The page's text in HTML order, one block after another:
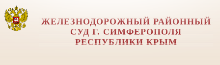
ЖЕЛЕЗНОДОРОЖНЫЙ РАЙОННЫЙ
СУД Г. СИМФЕРОПОЛЯ
РЕСПУБЛИКИ КРЫМ